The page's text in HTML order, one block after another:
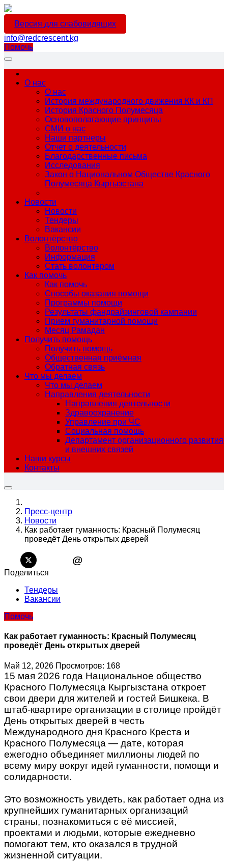
Версия для слабовидящих
info@redcrescent.kg
Помочь
О нас
О нас
История международного движения КК и КП
История Красного Полумесяца
Основополагающие принципы
СМИ о нас
Наши партнеры
Отчет о деятельности
Благодарственные письма
Исследования
Закон о Национальном Обществе Красного
Полумесяца Кыргызстана
Новости
Новости
Тендеры
Вакансии
Волонтёрство
Волонтёрство
Информация
Стать волонтером
Как помочь
Как помочь
Способы оказания помощи
Программы помощи
Результаты фандрайзинговой кампании
Прием гуманитарной помощи
Месяц Рамадан
Получить помощь
Получить помощь
Общественная приёмная
Обратная связь
Что мы делаем
Что мы делаем
Направления деятельности
Направления деятельности
Здравоохранение
Управление при ЧС
Социальная помощь
Департамент организационного развития
и внешних связей
Наши курсы
Контакты
Пресс-центр
Новости
Как работает гуманность: Красный Полумесяц
проведёт День открытых дверей
@
Поделиться
Тендеры
Вакансии
Помочь
Как работает гуманность: Красный Полумесяц
проведёт День открытых дверей
Май 12, 2026 Просмотров: 168
15 мая 2026 года Национальное общество
Красного Полумесяца Кыргызстана откроет
свои двери для жителей и гостей Бишкека. В
штаб-квартире организации в столице пройдёт
День открытых дверей в честь
Международного дня Красного Креста и
Красного Полумесяца — дате, которая
ежегодно объединяет миллионы людей по
всему миру вокруг идей гуманности, помощи и
солидарности.
Это возможность увидеть, как работает одна из
крупнейших гуманитарных организаций
страны, познакомиться с её миссией,
проектами и людьми, которые ежедневно
помогают тем, кто оказался в трудной
жизненной ситуации.